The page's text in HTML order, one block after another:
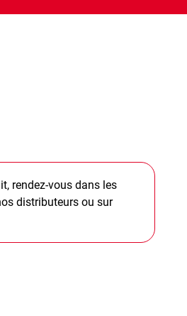
rendez-vous dans les
distributeurs ou sur